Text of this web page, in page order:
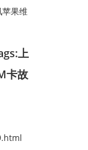
苹果维
上
卡故